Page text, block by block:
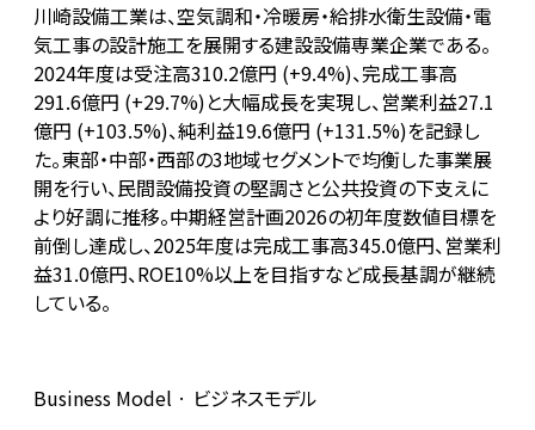
川崎設備工業は、空気調和・冷暖房・給排水衛生設備・電
気工事の設計施工を展開する建設設備専業企業である。
2024年度は受注高310.2億円 (+9.4%)、完成工事高
291.6億円 (+29.7%)と大幅成長を実現し、営業利益27.1
億円 (+103.5%)、純利益19.6億円 (+131.5%)を記録し
た。東部・中部・西部の3地域セグメントで均衡した事業展
開を行い、民間設備投資の堅調さと公共投資の下支えに
より好調に推移。中期経営計画2026の初年度数値目標を
前倒し達成し、2025年度は完成工事高345.0億円、営業利
益31.0億円、ROE10%以上を目指すなど成長基調が継続
している。
Business Model · ビジネスモデル